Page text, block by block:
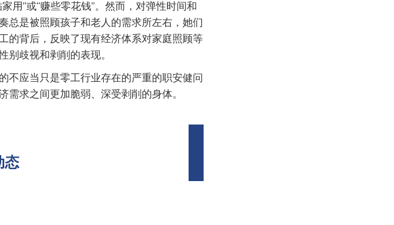
用”或“赚些零花钱”。然而，对弹性时间和
总是被照顾孩子和老人的需求所左右，她们
的背后，反映了现有经济体系对家庭照顾等
别歧视和剥削的表现。
不应当只是零工行业存在的严重的职安健问
求之间更加脆弱、深受剥削的身体。
态